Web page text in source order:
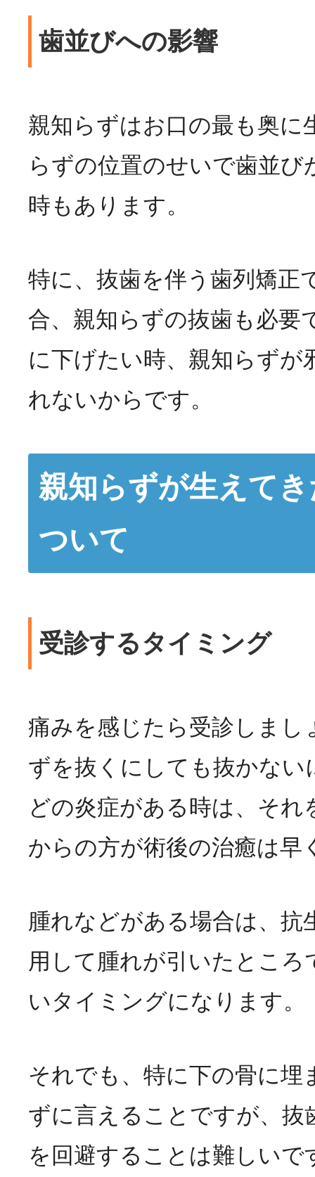
歯並びへの影響
親知らずはお口の最も奥に
らずの位置のせいで歯並び
時もあります。
特に、抜歯を伴う歯列矯正
合、親知らずの抜歯も必要
に下げたい時、親知らずが
れないからです。
親知らずが生えて
ついて
受診するタイミング
痛みを感じたら受診しまし
ずを抜くにしても抜かない
どの炎症がある時は、それ
からの方が術後の治癒は早
腫れなどがある場合は、抗
用して腫れが引いたところ
いタイミングになります。
それでも、特に下の骨に埋
ずに言えることですが、抜
を回避することは難しいで